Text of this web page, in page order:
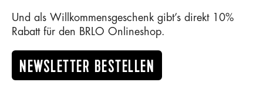
Und als Willkommensgeschenk gibt’s direkt 10%
Rabatt für den BRLO Onlineshop.
NEWSLETTER BESTELLEN